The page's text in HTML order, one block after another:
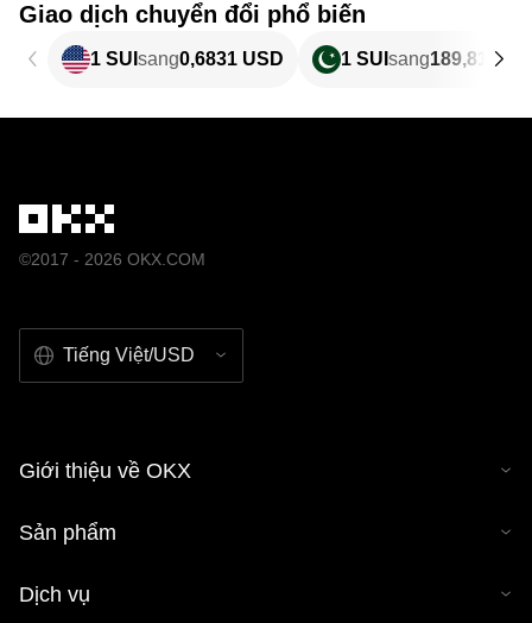
Giao dịch chuyển đổi phổ biến
1 SUI sang0,6831 USD 1 SUI sang189,81
©2017 - 2026 OKX.COM
Tiếng Việt/USD
Giới thiệu về OKX
Sản phẩm
Dịch vụ